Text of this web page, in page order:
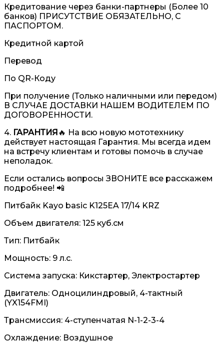
Кредитование через банки-партнеры (Более 10
банков) ПРИСУТСТВИЕ ОБЯЗАТЕЛЬНО, С
ПАСПОРТОМ.
Кредитной картой
Перевод
По QR-Коду
При получение (Только наличными или передом)
В СЛУЧАЕ ДОСТАВКИ НАШЕМ ВОДИТЕЛЕМ ПО
ДОГОВОРЕННОСТИ.
4. ГАРАНТИЯ 🔥 На всю новую мототехнику
действует настоящая Гарантия. Мы всегда идем
на встречу клиентам и готовы помочь в случае
неполадок.
Если остались вопросы ЗВОНИТЕ все расскажем
подробнее! 📲
Питбайк Kayo basic K125EA 17/14 KRZ
Объем двигателя: 125 куб.см
Тип: Питбайк
Мощность: 9 л.с.
Система запуска: Кикстартер, Электростартер
Двигатель: Одноцилиндровый, 4-тактный
(YX154FMI)
Трансмиссия: 4-ступенчатая N-1-2-3-4
Охлаждение: Воздушное